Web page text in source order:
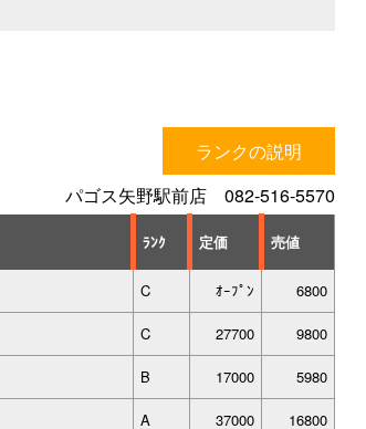
ランクの説明
パゴス矢野駅前店 082-516-5570
ﾗﾝｸ 定価 売値
C ｵｰﾌﾟﾝ 6800
C 27700 9800
B 17000 5980
A 37000 16800